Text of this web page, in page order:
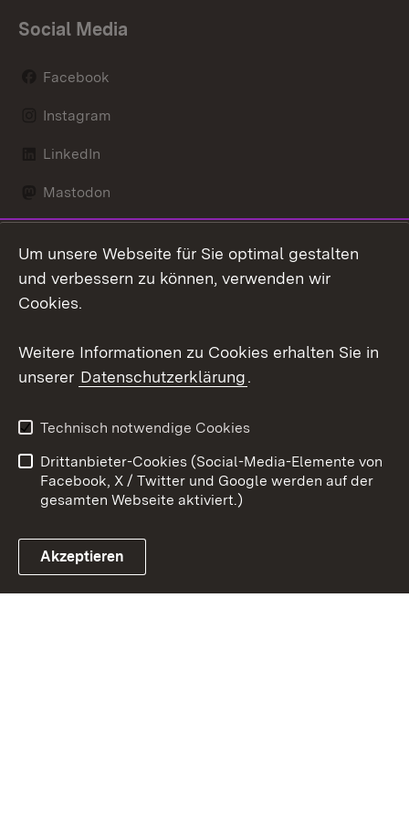
Social Media
Facebook
Instagram
LinkedIn
Mastodon
X / Twitter
Youtube
Link zum Landesportal
Kontakt
Datenschutz
Barrierefreiheit
Impressum Cookies
Um unsere Webseite für Sie optimal gestalten
und verbessern zu können, verwenden wir
Cookies.
Weitere Informationen zu Cookies erhalten Sie in
unserer Datenschutzerklärung.
Technisch notwendige Cookies
Drittanbieter-Cookies (Social-Media-Elemente von
Facebook, X / Twitter und Google werden auf der
gesamten Webseite aktiviert.)
Akzeptieren